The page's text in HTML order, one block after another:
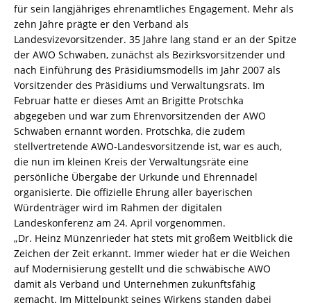
für sein langjähriges ehrenamtliches Engagement. Mehr als
zehn Jahre prägte er den Verband als
Landesvizevorsitzender. 35 Jahre lang stand er an der Spitze
der AWO Schwaben, zunächst als Bezirksvorsitzender und
nach Einführung des Präsidiumsmodells im Jahr 2007 als
Vorsitzender des Präsidiums und Verwaltungsrats. Im
Februar hatte er dieses Amt an Brigitte Protschka
abgegeben und war zum Ehrenvorsitzenden der AWO
Schwaben ernannt worden. Protschka, die zudem
stellvertretende AWO-Landesvorsitzende ist, war es auch,
die nun im kleinen Kreis der Verwaltungsräte eine
persönliche Übergabe der Urkunde und Ehrennadel
organisierte. Die offizielle Ehrung aller bayerischen
Würdenträger wird im Rahmen der digitalen
Landeskonferenz am 24. April vorgenommen.
„Dr. Heinz Münzenrieder hat stets mit großem Weitblick die
Zeichen der Zeit erkannt. Immer wieder hat er die Weichen
auf Modernisierung gestellt und die schwäbische AWO
damit als Verband und Unternehmen zukunftsfähig
gemacht. Im Mittelpunkt seines Wirkens standen dabei